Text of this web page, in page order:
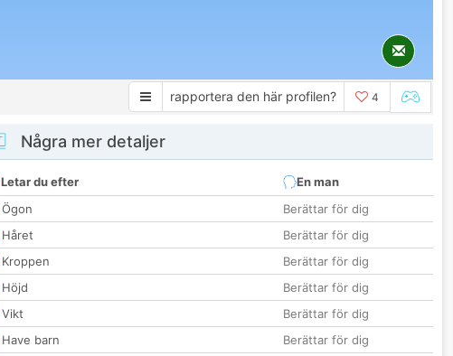
rapportera den här profilen? 4
Några mer detaljer
Letar du efter
En man
Ögon
Berättar för dig
Håret
Berättar för dig
Kroppen
Berättar för dig
Höjd
Berättar för dig
Vikt
Berättar för dig
Have barn
Berättar för dig